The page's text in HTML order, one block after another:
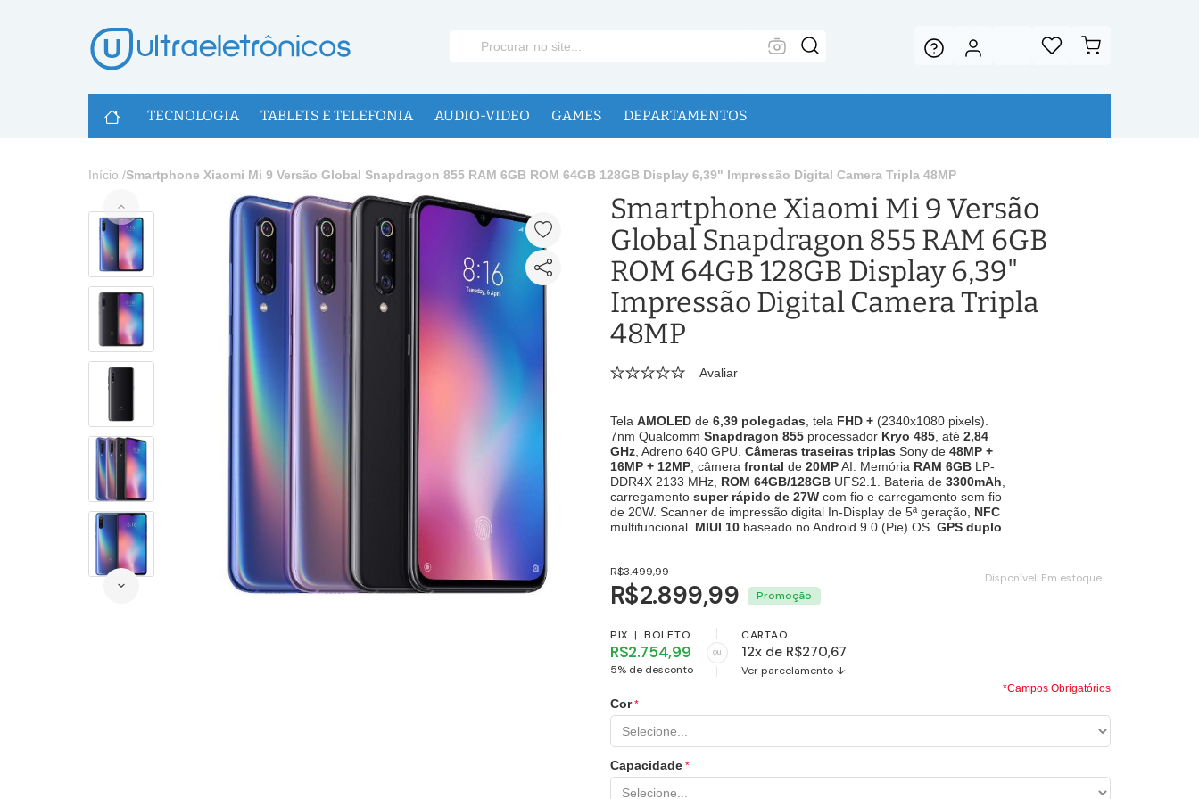
U
TECNOLOGIA TABLETS E TELEFONIA AUDIO-VIDEO GAMES DEPARTAMENTOS
Início /Smartphone Xiaomi Mi 9 Versão Global Snapdragon 855 RAM 6GB ROM 64GB 128GB Display 6,39" Impressão Digital Camera Tripla 48MP
Smartphone Xiaomi Mi 9 Versão
Global Snapdragon 855 RAM 6GB
ROM 64GB 128GB Display 6,39"
Impressão Digital Camera Tripla
48MP
Avaliar
Tela AMOLED de 6,39 polegadas , tela FHD +(2340x1080 pixels).
7nm Qualcomm Snapdragon 855processador Kryo 485, até 2,84
GHz, Adreno 640 GPU. Câmeras traseiras triplas Sony de 48MP +
16MP + 12MP, câmera frontal de 20MPAI. Memória RAM 6GBLP-
DDR4X 2133 MHz, ROM 64GB/128GBUFS2.1. Bateria de 3300mAh
carregamento super rápido de 27Wcom fio e carregamento sem fio
de 20W. Scanner de impressão digital In-Display de 5ª geração, NFC
multifuncional. MIUI 10baseado no Android 9.0 (Pie) OS. GPS duplo
Disponível: Em estoque
R$3.499,99
R$2.899,99
PIX | BOLETO
R$2.754,99
5% de desconto
ou
CARTÃO
12x de R$270,67
Ver parcelamento ↓
Cor
Capacidade
*Campos Obrigatórios